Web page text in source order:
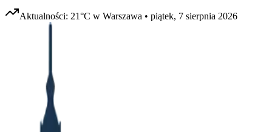
Aktualności: 21°C w Warszawa • piątek, 7 sierpnia 2026